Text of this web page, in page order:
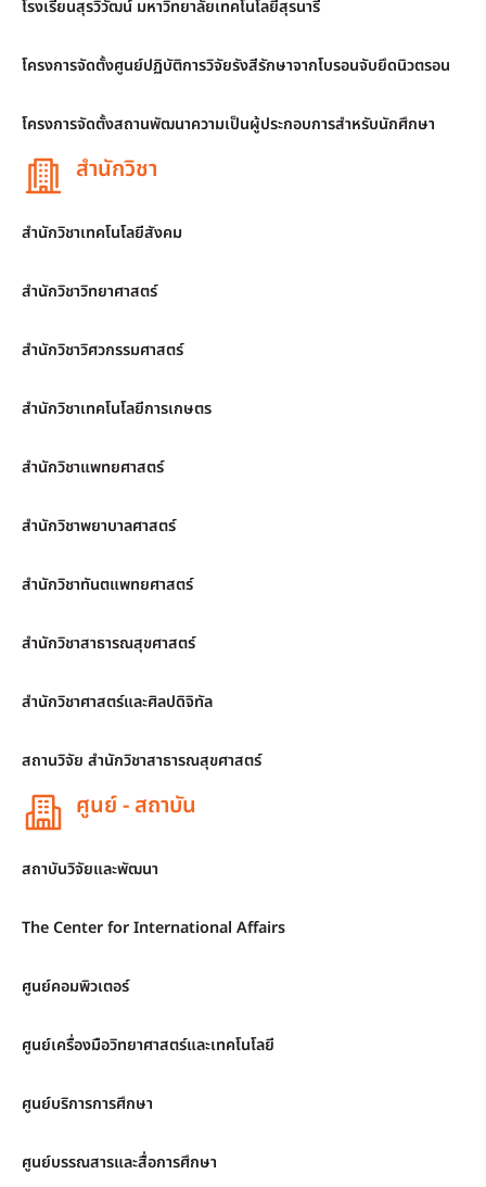
โรงเรียนสุรวิวัฒน์ มหาวิทยาลัยเทคโนโลยีสุรนารี
โครงการจัดตั้งศูนย์ปฏิบัติการวิจัยรังสีรักษาจากโบรอนจับยึดนิวตรอน
โครงการจัดตั้งสถานพัฒนาความเป็นผู้ประกอบการสำหรับนักศึกษา
สำนักวิชา
สำนักวิชาเทคโนโลยีสังคม
สำนักวิชาวิทยาศาสตร์
สำนักวิชาวิศวกรรมศาสตร์
สำนักวิชาเทคโนโลยีการเกษตร
สำนักวิชาแพทยศาสตร์
สำนักวิชาพยาบาลศาสตร์
สำนักวิชาทันตแพทยศาสตร์
สำนักวิชาสาธารณสุขศาสตร์
สำนักวิชาศาสตร์และศิลปดิจิทัล
สถานวิจัย สำนักวิชาสาธารณสุขศาสตร์
ศูนย์ - สถาบัน
สถาบันวิจัยและพัฒนา
The Center for International Affairs
ศูนย์คอมพิวเตอร์
ศูนย์เครื่องมือวิทยาศาสตร์และเทคโนโลยี
ศูนย์บริการการศึกษา
ศูนย์บรรณสารและสื่อการศึกษา